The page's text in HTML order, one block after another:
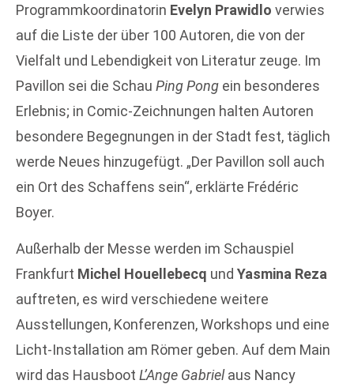
Programmkoordinatorin Evelyn Prawidlo verwies
auf die Liste der über 100 Autoren, die von der
Vielfalt und Lebendigkeit von Literatur zeuge. Im
Pavillon sei die Schau Ping Pong ein besonderes
Erlebnis; in Comic-Zeichnungen halten Autoren
besondere Begegnungen in der Stadt fest, täglich
werde Neues hinzugefügt. „Der Pavillon soll auch
ein Ort des Schaffens sein“, erklärte Frédéric
Boyer.
Außerhalb der Messe werden im Schauspiel
Frankfurt Michel Houellebecq und Yasmina Reza
auftreten, es wird verschiedene weitere
Ausstellungen, Konferenzen, Workshops und eine
Licht-Installation am Römer geben. Auf dem Main
wird das Hausboot L’Ange Gabrielaus Nancy